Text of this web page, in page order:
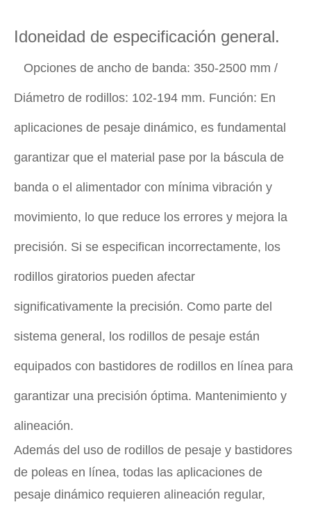
Idoneidad de especificación general.
Opciones de ancho de banda: 350-2500 mm /
Diámetro de rodillos: 102-194 mm. Función: En
aplicaciones de pesaje dinámico, es fundamental
garantizar que el material pase por la báscula de
banda o el alimentador con mínima vibración y
movimiento, lo que reduce los errores y mejora la
precisión. Si se especifican incorrectamente, los
rodillos giratorios pueden afectar
significativamente la precisión. Como parte del
sistema general, los rodillos de pesaje están
equipados con bastidores de rodillos en línea para
garantizar una precisión óptima. Mantenimiento y
alineación.
Además del uso de rodillos de pesaje y bastidores
de poleas en línea, todas las aplicaciones de
pesaje dinámico requieren alineación regular,